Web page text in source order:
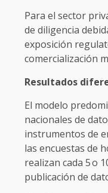
Para el sector
de diligencia
exposición
comercialización
Resultados
El modelo
nacionales de
instrumentos de
las encuestas de
realizan cada 5 o
publicación de